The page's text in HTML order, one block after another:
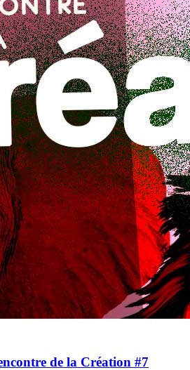
de la Création #7